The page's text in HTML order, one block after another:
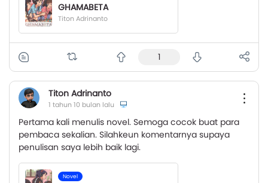
GHAMABETA
Titon Adrinanto
1
Titon Adrinanto
1 tahun 10 bulan lalu
Pertama kali menulis novel. Semoga cocok buat para
pembaca sekalian. Silahkeun komentarnya supaya
penulisan saya lebih baik lagi.
Novel